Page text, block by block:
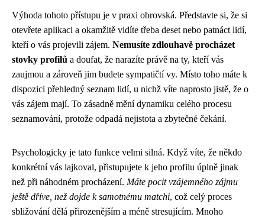
Výhoda tohoto přístupu je v praxi obrovská. Představte si, že si
otevřete aplikaci a okamžitě vidíte třeba deset nebo patnáct lidí,
kteří o vás projevili zájem. Nemusíte zdlouhavě procházet
stovky profilů a doufat, že narazíte právě na ty, kteří vás
zaujmou a zároveň jim budete sympatičtí vy. Místo toho máte k
dispozici přehledný seznam lidí, u nichž víte naprosto jistě, že o
vás zájem mají. To zásadně mění dynamiku celého procesu
seznamování, protože odpadá nejistota a zbytečné čekání.
Psychologicky je tato funkce velmi silná. Když víte, že někdo
konkrétní vás lajkoval, přistupujete k jeho profilu úplně jinak
než při náhodném procházení. Máte pocit vzájemného zájmu
ještě dříve, než dojde k samotnému matchi, což celý proces
sbližování dělá přirozenějším a méně stresujícím. Mnoho